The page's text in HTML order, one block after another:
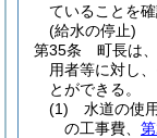
ていることを
(給水の停止)
第35条
町長は、
用者等に対し
とができる。
(1)
水道の使
の工事費、